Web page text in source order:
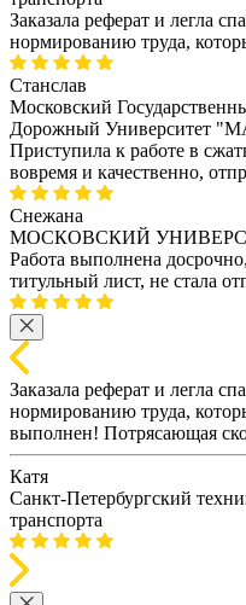
Заказала реферат и легла
нормированию труда,
Станслав
Московский
Дорожный Университет
Приступила к работе в
вовремя и качественно,
Снежана
МОСКОВСКИЙ
Работа выполнена
титульный лист, не стала
Заказала реферат и легла
нормированию труда,
выполнен! Потрясающая
Катя
Санкт-Петербургский
транспорта